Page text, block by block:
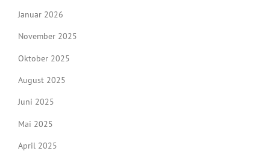
Januar 2026
November 2025
Oktober 2025
August 2025
Juni 2025
Mai 2025
April 2025